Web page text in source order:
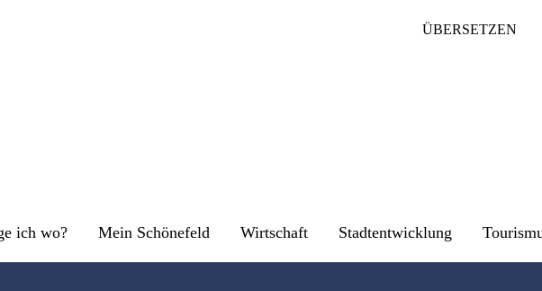
ÜBERSETZEN
ich wo? Mein Schönefeld Wirtschaft Stadtentwicklung